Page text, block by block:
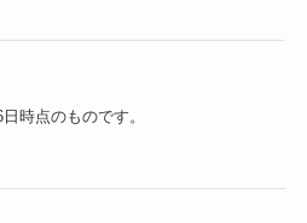
時点のものです。